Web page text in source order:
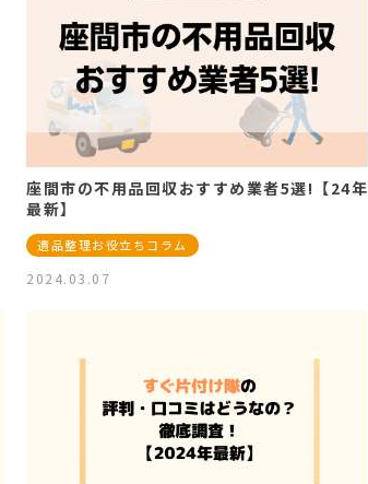
座間市の不用品回収おすすめ業者5選!【24年
最新】
遺品整理お役立ちコラム
2024.03.07